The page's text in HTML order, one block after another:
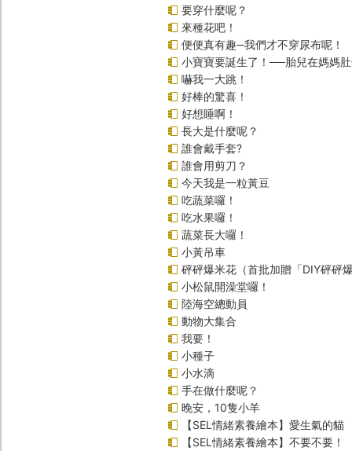
要穿什麼呢？
來種花吧！
便便真有趣─我們才不穿尿布呢！
小寶寶要誕生了！──胎兒在媽媽
嚇我一大跳！
好棒的驚喜！
好想睡啊！
長大是什麼呢？
誰會戴手套?
誰會用剪刀？
今天我是一粒黃豆
吃蔬菜囉！
吃水果囉！
蔬菜長大囉！
小黃吊車
砰砰爆米花（首批加贈「DIY砰砰
小松鼠開澡堂囉！
陸海空總動員
動物大集合
我要！
小種子
小水滴
手在做什麼呢？
晚安，10隻小羊
【SEL情緒素養繪本】愛生氣的貓
【SEL情緒素養繪本】不要不要！